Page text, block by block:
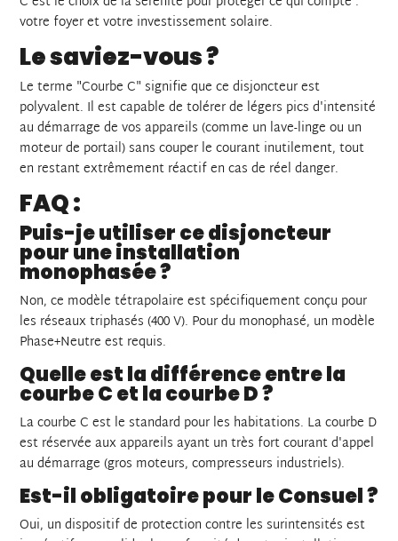
votre foyer et votre investissement solaire.
Le saviez-vous ?
Le terme "Courbe C" signifie que ce disjoncteur est
polyvalent. Il est capable de tolérer de légers pics d'intensité
au démarrage de vos appareils (comme un lave-linge ou un
moteur de portail) sans couper le courant inutilement, tout
en restant extrêmement réactif en cas de réel danger.
FAQ :
Puis-je utiliser ce disjoncteur
pour une installation
monophasée ?
Non, ce modèle tétrapolaire est spécifiquement conçu pour
les réseaux triphasés (400 V). Pour du monophasé, un modèle
Phase+Neutre est requis.
Quelle est la différence entre la
courbe C et la courbe D ?
La courbe C est le standard pour les habitations. La courbe D
est réservée aux appareils ayant un très fort courant d'appel
au démarrage (gros moteurs, compresseurs industriels).
Est-il obligatoire pour le Consuel ?
Oui, un dispositif de protection contre les surintensités est